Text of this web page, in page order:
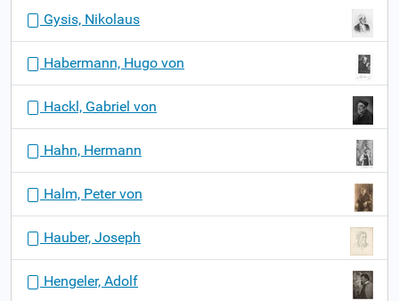
Gysis, Nikolaus
Habermann, Hugo von
Hackl, Gabriel von
Hahn, Hermann
Halm, Peter von
Hauber, Joseph
Hengeler, Adolf